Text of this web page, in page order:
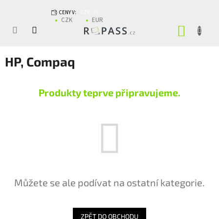
CENY V:
CZK EUR
HP, Compaq
Produkty teprve připravujeme.
Můžete se ale podívat na ostatní kategorie.
ZPĚT DO OBCHODU